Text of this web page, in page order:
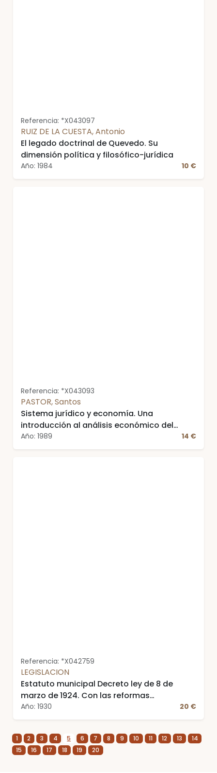
Referencia: *X043097
RUIZ DE LA CUESTA, Antonio
El legado doctrinal de Quevedo. Su
dimensión política y filosófico-jurídica
Año: 1984 10 €
Referencia: *X043093
PASTOR, Santos
Sistema jurídico y economía. Una
introducción al análisis económico del
derecho
Año: 1989 14 €
Referencia: *X042759
LEGISLACION
Estatuto municipal Decreto ley de 8 de
marzo de 1924. Con las reformas
posteriores sobre organización,
administración y Hacienda de las entidades
Año: 1930 20 €
1 2 3 4 5 6 7 8 9 10 11 12 13
14
15
16 17 18 19 20